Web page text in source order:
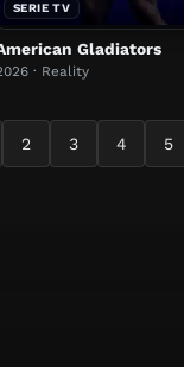
SERIE TV
Gladiators
· Reality
2 3 4 5